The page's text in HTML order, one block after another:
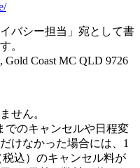
バシー担当」宛として書
。
Gold Coast MC QLD 9726
せん。
でのキャンセルや日程変
けなかった場合には、1
込）のキャンセル料が